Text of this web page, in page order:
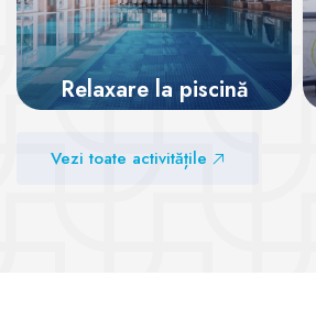
Relaxare la piscină
Vezi sălile
Vezi toate activitățile